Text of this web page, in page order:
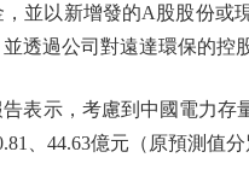
並以新增發的A股股份或
透過公司對遠達環保的控
示，考慮到中國電力存量
、44.63億元（原預測值